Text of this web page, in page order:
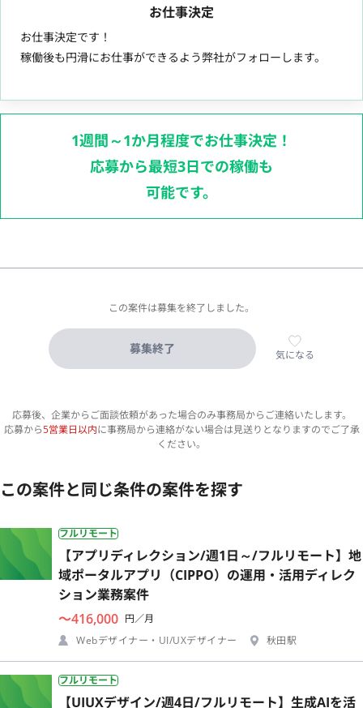
お仕事決定
お仕事決定です！
稼働後も円滑にお仕事ができるよう弊社がフォローします。
1週間～1か月程度でお仕事決定！
応募から最短3日での稼働も
可能です。
この案件は募集を終了しました。
募集終了 気になる
応募後、企業からご面談依頼があった場合のみ事務局からご連絡いたします。
応募から5営業日以内に事務局から連絡がない場合は見送りとなりますのでご了承
ください。
この案件と同じ条件の案件を探す
フルリモート
【アプリディレクション/週1日～/フルリモート】地
域ポータルアプリ（CIPPO）の運用・活用ディレク
ション業務案件
〜416,000 円／月
Webデザイナー・UI/UXデザイナー
秋田駅
フルリモート
【UIUXデザイン/週4日/フルリモート】生成AIを活